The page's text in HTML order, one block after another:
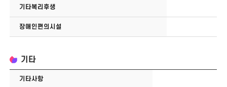
기타복리후생
장애인편의시설
기타
기타사항